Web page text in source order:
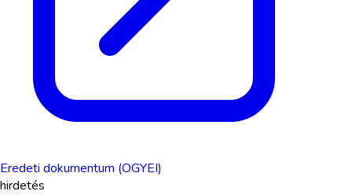
Eredeti dokumentum (OGYEI)
hirdetés